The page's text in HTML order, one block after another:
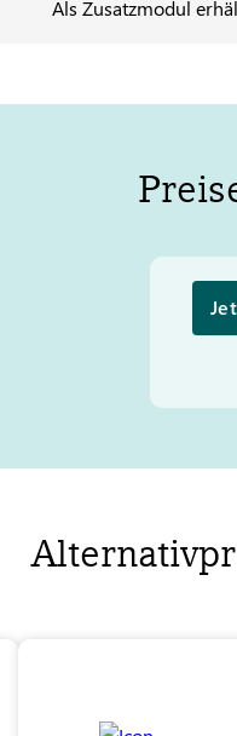
Als Zusatzmodul